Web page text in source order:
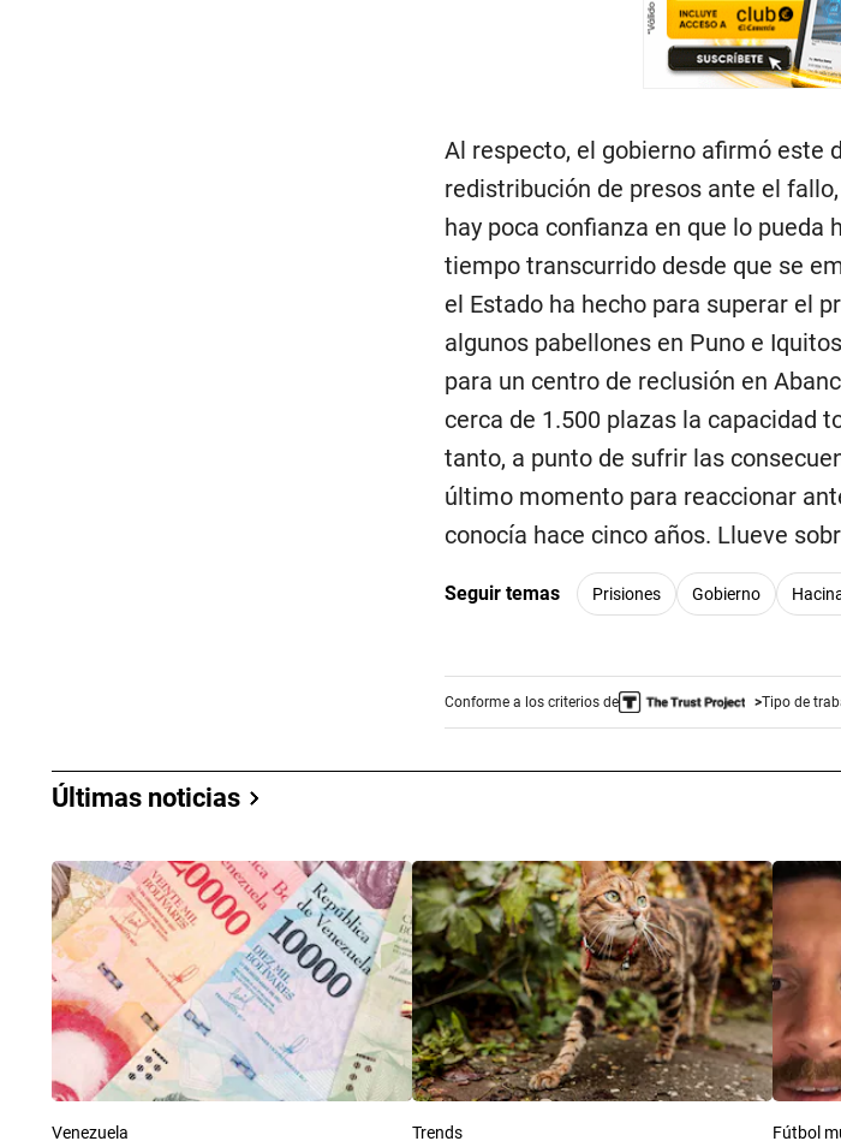
Al respecto, el gobierno afirmó este
redistribución de presos ante el
hay poca confianza en que lo pueda
tiempo transcurrido desde que se
el Estado ha hecho para superar el
algunos pabellones en Puno e
para un centro de reclusión en
cerca de 1.500 plazas la capacidad
tanto, a punto de sufrir las
último momento para reaccionar
conocía hace cinco años. Llueve
Seguir temas Prisiones Gobierno
Conforme a los criterios de Tipo de
Últimas noticias
Venezuela Trends Fútbol